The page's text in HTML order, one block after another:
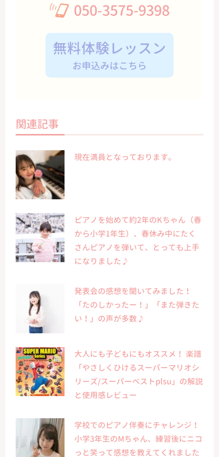
050-3575-9398
無料体験レッスン
お申込みはこちら
関連記事
現在満員となっております。
ピアノを始めて約2年のKちゃん（春
から小学1年生）、春休み中にたく
さんピアノを弾いて、とっても上手
になりました♪
発表会の感想を聞いてみました！
「たのしかったー！」「また弾きた
い！」の声が多数♪
大人にも子どもにもオススメ！ 楽譜
「やさしくひけるスーパーマリオシ
リーズ/スーパーベストplsu」の解説
と使用感レビュー
学校でのピアノ伴奏にチャレンジ！
小学3年生のМちゃん、練習後にニコ
っと笑って感想を教えてくれました